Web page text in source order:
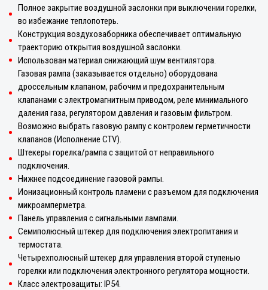
Полное закрытие воздушной заслонки при выключении горелки,
во избежание теплопотерь.
Конструкция воздухозаборника обеспечивает оптимальную
траекторию открытия воздушной заслонки.
Использован материал снижающий шум вентилятора.
Газовая рампа (заказывается отдельно) оборудована
дроссельным клапаном, рабочим и предохранительным
клапанами с электромагнитным приводом, реле минимального
даления газа, регулятором давления и газовым фильтром.
Возможно выбрать газовую рампу с контролем герметичности
клапанов (Исполнение CTV).
Штекеры горелка/рампа с защитой от неправильного
подключения.
Нижнее подсоединение газовой рампы.
Ионизационный контроль пламени с разъемом для подключения
микроамперметра.
Панель управления с сигнальными лампами.
Семиполюсный штекер для подключения электропитания и
термостата.
Четырехполюсный штекер для управления второй ступенью
горелки или подключения электронного регулятора мощности.
Класс электрозащиты: IP54.